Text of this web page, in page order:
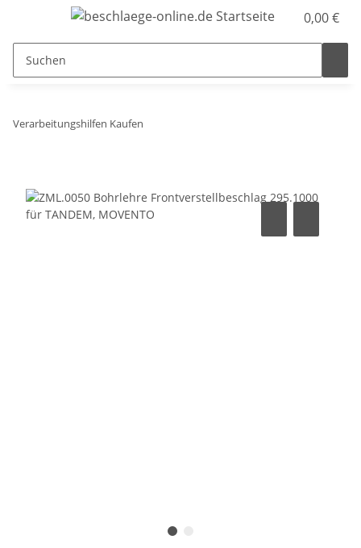
0,00 €
Verarbeitungshilfen Kaufen